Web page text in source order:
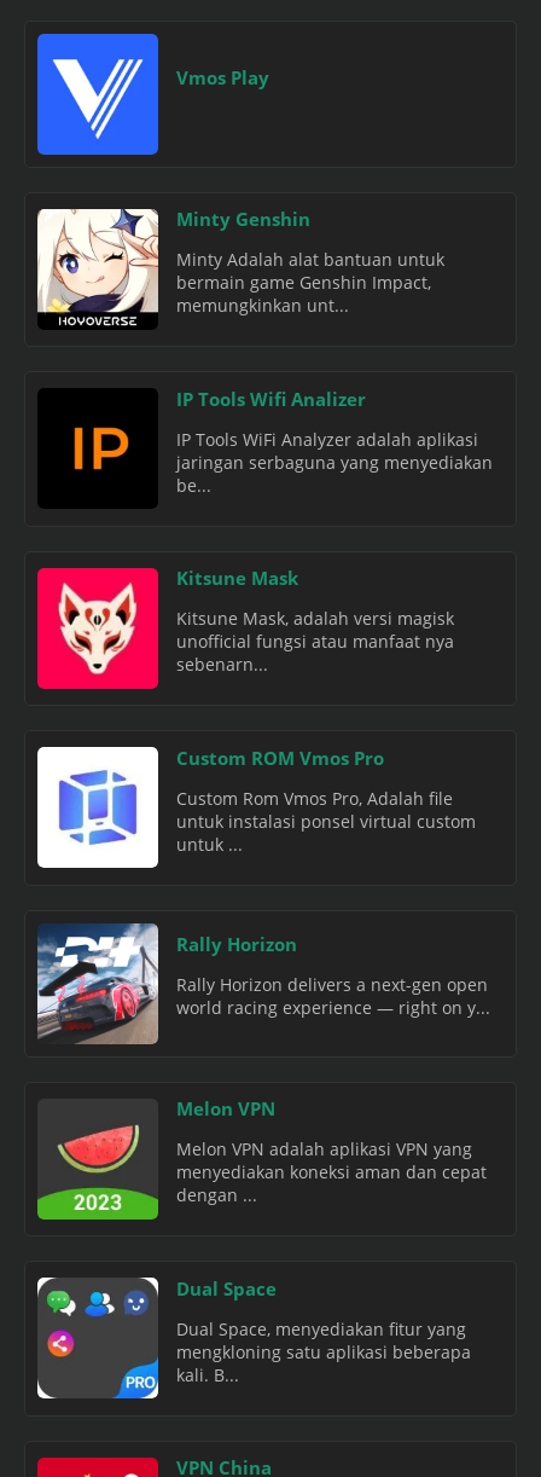
Vmos Play
Minty Genshin
Minty Adalah alat bantuan untuk
bermain game Genshin Impact,
memungkinkan unt...
IP Tools Wifi Analizer
IP Tools WiFi Analyzer adalah aplikasi
jaringan serbaguna yang menyediakan
be...
Kitsune Mask
Kitsune Mask, adalah versi magisk
unofficial fungsi atau manfaat nya
sebenarn...
Custom ROM Vmos Pro
Custom Rom Vmos Pro, Adalah file
untuk instalasi ponsel virtual custom
untuk ...
Rally Horizon
Rally Horizon delivers a next-gen open
world racing experience — right on y...
Melon VPN
Melon VPN adalah aplikasi VPN yang
menyediakan koneksi aman dan cepat
dengan ...
Dual Space
Dual Space, menyediakan fitur yang
mengkloning satu aplikasi beberapa
kali. B...
VPN China